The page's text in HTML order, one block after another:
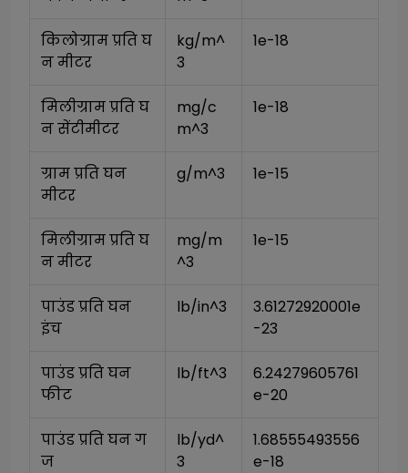
किलोग्राम प्रति घ
न मीटर
kg/m^
3
1e-18
मिलीग्राम प्रति घ
न सेंटीमीटर
mg/c
m^3
1e-18
ग्राम प्रति घन
मीटर
g/m^3 1e-15
मिलीग्राम प्रति घ
न मीटर
mg/m
^3
1e-15
पाउंड प्रति घन
इंच
lb/in^3
3.61272920001e
-23
पाउंड प्रति घन
फीट
lb/ft^3
6.24279605761
e-20
पाउंड प्रति घन ग
ज
lb/yd^
3
1.68555493556
e-18